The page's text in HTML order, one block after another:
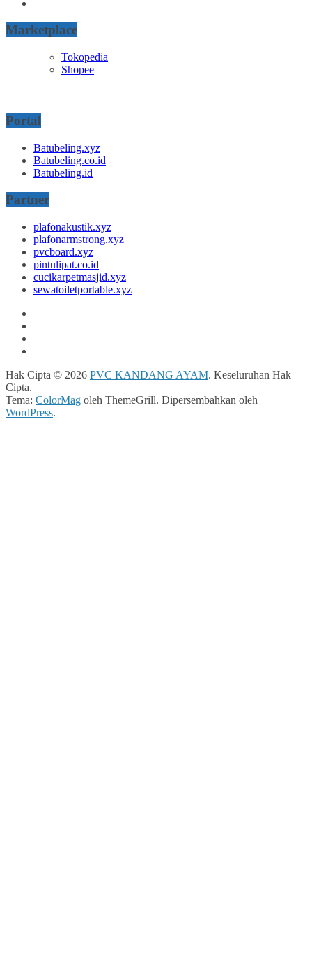
Marketplace
Tokopedia
Shopee
Portal
Batubeling.xyz
Batubeling.co.id
Batubeling.id
Partner
plafonakustik.xyz
plafonarmstrong.xyz
pvcboard.xyz
pintulipat.co.id
cucikarpetmasjid.xyz
sewatoiletportable.xyz
Hak Cipta © 2026 PVC KANDANG AYAM. Keseluruhan Hak
Cipta.
Tema: ColorMag oleh ThemeGrill. Dipersembahkan oleh
WordPress.